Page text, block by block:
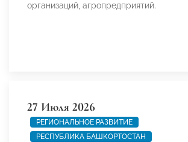
организаций, агропредприятий.
27 Июля 2026
РЕГИОНАЛЬНОЕ РАЗВИТИЕ
РЕСПУБЛИКА БАШКОРТОСТАН